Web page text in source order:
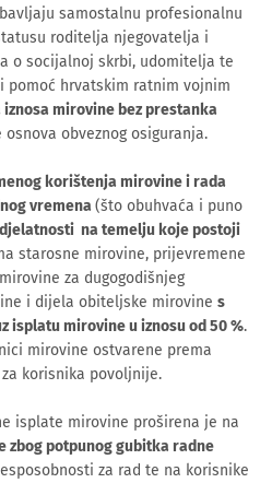
samostalnu profesionalnu
roditelja njegovatelja i
o socijalnoj skrbi, udomitelja te
pomoć hrvatskim ratnim vojnim
mirovine bez prestanka
osnova obveznog osiguranja.
korištenja mirovine i rada
vremena(što obuhvaća i puno
na temelju koje postoji
starosne mirovine, prijevremene
za dugogodišnjeg
i dijela obiteljske mirovine s
isplatu mirovine u iznosu od 50 %.
mirovine ostvarene prema
korisnika povoljnije.
isplate mirovine proširena je na
zbog potpunog gubitka radne
za rad te na korisnike